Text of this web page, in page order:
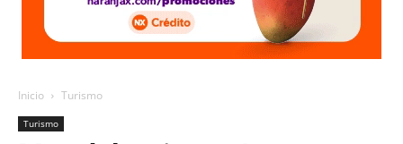
Inicio Turismo
Turismo